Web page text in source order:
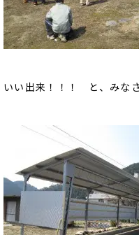
いい出来！！！ と、みな